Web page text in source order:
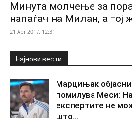
Минута молчење за
напаѓач на Милан, а
21 Apr 2017. 12:31
Најнови вести
Марцињак
помилува Меси:
експертите не
што...